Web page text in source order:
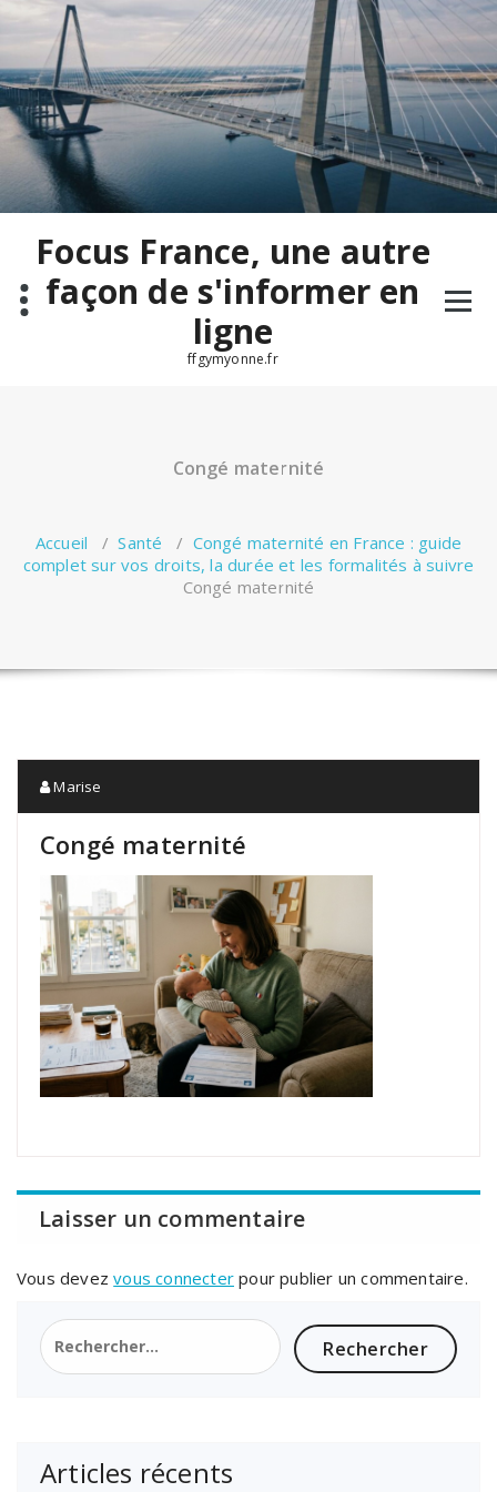
contenu
Focus France, une autre
façon de s'informer en
ligne
ffgymyonne.fr
Congé maternité
Accueil /Santé / Congé maternité en France : guide
complet sur vos droits, la durée et les formalités à suivre
Congé maternité
Marise
Congé maternité
Laisser un commentaire
Vous devezvous connecter pour publier un commentaire.
Rechercher :
Articles récents